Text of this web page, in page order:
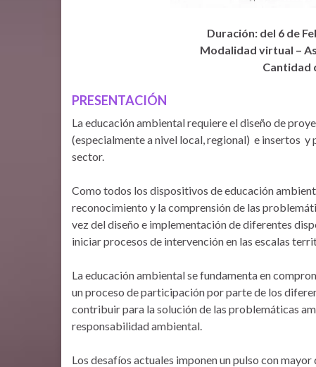
Duración: del 6 de
Modalidad virtual –
Cantidad
PRESENTACIÓN
La educación ambiental requiere el diseño de
(especialmente a nivel local, regional) e insertos
sector.
Como todos los dispositivos de educación
reconocimiento y la comprensión de las
vez del diseño e implementación de diferentes
iniciar procesos de intervención en las escalas
La educación ambiental se fundamenta en
un proceso de participación por parte de los
contribuir para la solución de las problemáticas
responsabilidad ambiental.
Los desafíos actuales imponen un pulso con